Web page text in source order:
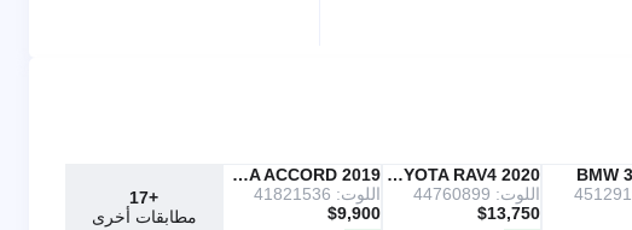
IAAI
2020 TOYOTA RAV4
اللوت: 44760899
$13,750
Copart
2019 HONDA ACCORD
اللوت: 41821536
$9,900
+17
مطابقات أخرى